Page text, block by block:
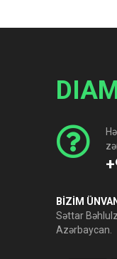
BİZİM
Səttar
Azərbaycan.